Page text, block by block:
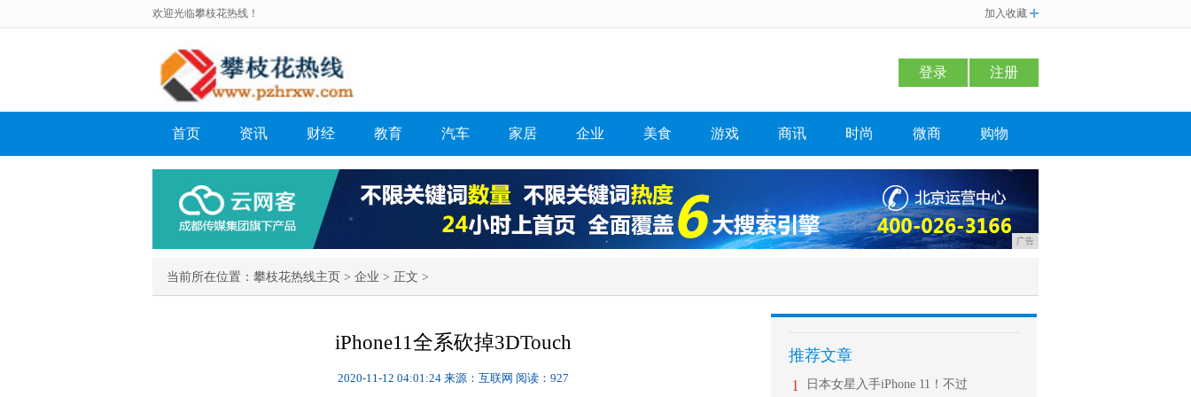
欢迎光临攀枝花热线！ 加入收藏
登录 注册
首页 资讯 财经 教育 汽车 家居 企业 美食 游戏 商讯 时尚 微商 购物
广告
当前所在位置： 攀枝花热线主页 > 企业 > 正文 >
iPhone11全系砍掉3DTouch
2020-11-12 04:01:24 来源：互联网 阅读：927
推荐文章
1 日本女星入手iPhone 11！不过